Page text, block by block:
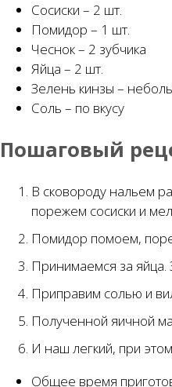
Сосиски – 2 шт.
Помидор – 1 шт.
Чеснок – 2 зубчика
Яйца – 2 шт.
Зелень кинзы –
Соль – по вкусу
Пошаговый
В сковороду нальем
порежем сосиски и
Помидор помоем,
Принимаемся за
Приправим солью и
Полученной яичной
И наш легкий, при
Общее время